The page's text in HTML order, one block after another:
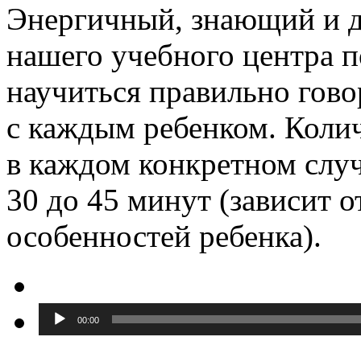
Энергичный, знающий и
нашего учебного центра
научиться правильно
с каждым ребенком.
в каждом конкретном
30 до 45 минут (зависит
особенностей ребенка).
Аудиоплеер
00:00